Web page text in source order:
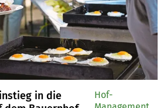
in die
Hof-